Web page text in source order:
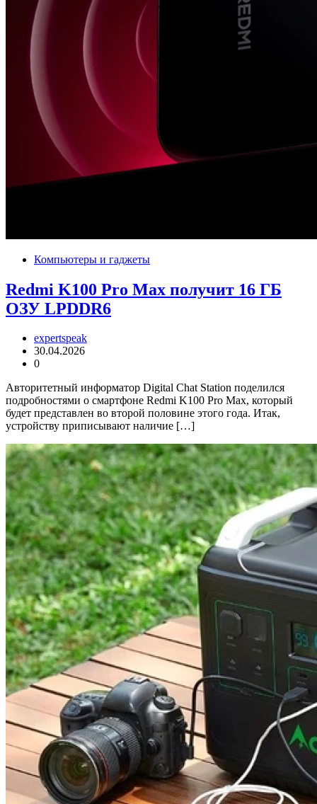
Компьютеры и гаджеты
Redmi K100 Pro Max получит 16 ГБ
ОЗУ LPDDR6
expertspeak
30.04.2026
0
Авторитетный информатор Digital Chat Station поделился
подробностями о смартфоне Redmi K100 Pro Max, который
будет представлен во второй половине этого года. Итак,
устройству приписывают наличие […]